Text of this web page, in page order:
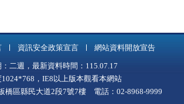
資訊安全政策宣言 網站資料開放宣告
二週，最新資料時間：115.07.17
，IE8以上版本觀看本網站
橋區縣民大道2段7號7樓 電話：02-8968-9999